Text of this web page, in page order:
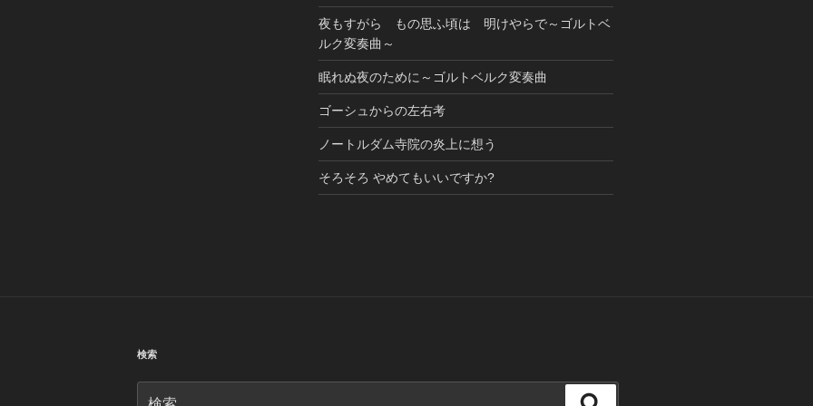
夜もすがら もの思ふ頃は 明けやらで～ゴルトベ
ルク変奏曲～
眠れぬ夜のために～ゴルトベルク変奏曲
ゴーシュからの左右考
ノートルダム寺院の炎上に想う
そろそろ やめてもいいですか?
検索